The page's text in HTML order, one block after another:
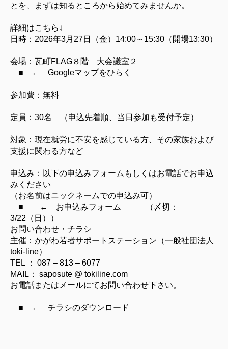
とを、まずは知るところから始めてみませんか。
詳細はこちら↓
日時：2026年3月27日（金）14:00～15:30（開場13:30）
会場：瓦町FLAG８階 大会議室２
■ ← Googleマップをひらく
参加費：無料
定員：30名 （申込先着順、当日参加も受付予定）
対象：現在就労に不安を感じている方、その家族および
支援に関わる方など
申込み：以下の申込みフォームもしくはお電話でお申込
みください
（お名前はニックネームでの申込み可）
■ ← お申込みフォーム
（〆切：
3/22（日））
お問い合わせ・チラシ
主催：かがわ若者サポートステーション（一般社団法人
toki-line）
TEL ： 087 – 813 – 6077
MAIL： saposute @ tokiline.com
お電話またはメールにてお問い合わせ下さい。
■ ← チラシのダウンロード